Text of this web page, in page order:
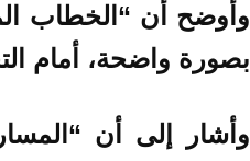
وأوضح أن “الخطاب
بصورة واضحة، أمام
وأشار إلى أن